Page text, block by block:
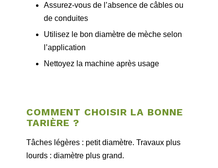
Assurez-vous de l’absence de câbles ou
de conduites
Utilisez le bon diamètre de mèche selon
l’application
Nettoyez la machine après usage
COMMENT CHOISIR LA BONNE
TARIÈRE ?
Tâches légères : petit diamètre. Travaux plus
lourds : diamètre plus grand.